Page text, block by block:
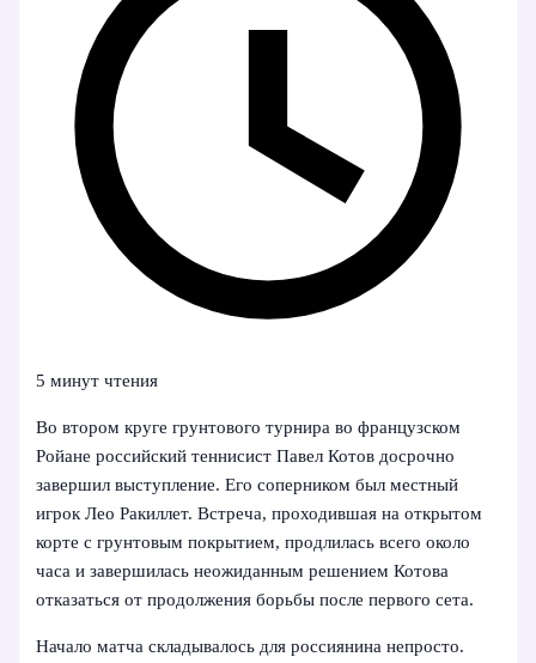
5 минут чтения
Во втором круге грунтового турнира во французском
Ройане российский теннисист Павел Котов досрочно
завершил выступление. Его соперником был местный
игрок Лео Ракиллет. Встреча, проходившая на открытом
корте с грунтовым покрытием, продлилась всего около
часа и завершилась неожиданным решением Котова
отказаться от продолжения борьбы после первого сета.
Начало матча складывалось для россиянина непросто.